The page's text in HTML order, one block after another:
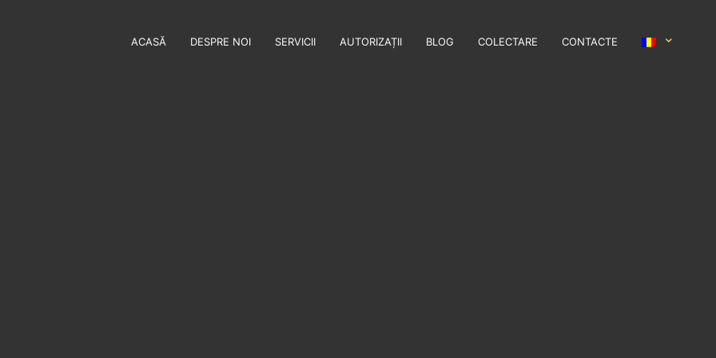
ACASĂ DESPRE NOI SERVICII AUTORIZAȚII BLOG COLECTARE CONTACTE